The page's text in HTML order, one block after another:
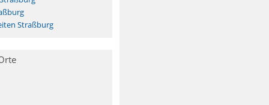
Straßburg